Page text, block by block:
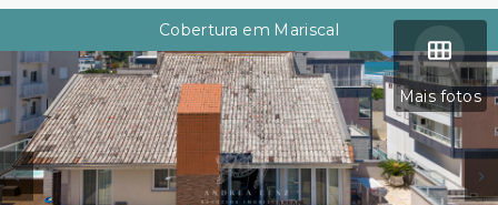
Mais fotos
Cobertura em Mariscal